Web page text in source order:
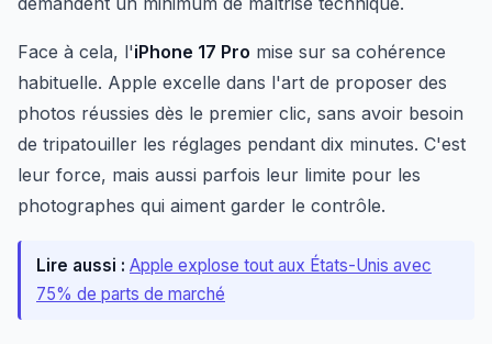
Face à cela, l'iPhone 17 Pro mise sur sa cohérence
habituelle. Apple excelle dans l'art de proposer des
photos réussies dès le premier clic, sans avoir besoin
de tripatouiller les réglages pendant dix minutes. C'est
leur force, mais aussi parfois leur limite pour les
photographes qui aiment garder le contrôle.
Lire aussi : Apple explose tout aux États-Unis avec
75% de parts de marché